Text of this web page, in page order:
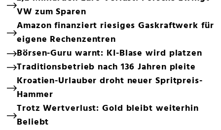
VW zum Sparen
Amazon finanziert riesiges Gaskraftwerk für
eigene Rechenzentren
Börsen-Guru warnt: KI-Blase wird platzen
Traditionsbetrieb nach 136 Jahren pleite
Kroatien-Urlauber droht neuer Spritpreis-
Hammer
Trotz Wertverlust: Gold bleibt weiterhin
Beliebt